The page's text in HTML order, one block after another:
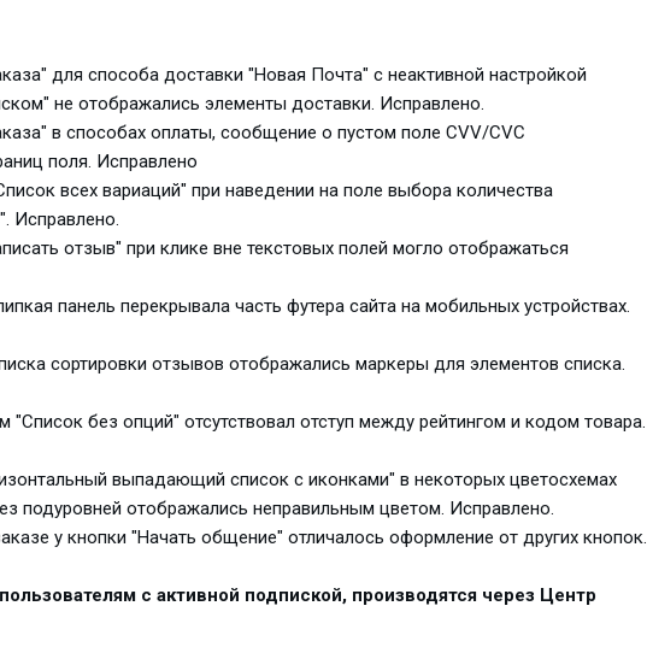
для способа доставки "Новая Почта" с неактивной настройкой
не отображались элементы доставки. Исправлено.
в способах оплаты, сообщение о пустом поле CVV/CVC
поля. Исправлено
всех вариаций" при наведении на поле выбора количества
Исправлено.
отзыв" при клике вне текстовых полей могло отображаться
панель перекрывала часть футера сайта на мобильных устройствах.
сортировки отзывов отображались маркеры для элементов списка.
"Список без опций" отсутствовал отступ между рейтингом и кодом товара.
выпадающий список с иконками" в некоторых цветосхемах
подуровней отображались неправильным цветом. Исправлено.
у кнопки "Начать общение" отличалось оформление от других кнопок.
с активной подпиской, производятся через Центр